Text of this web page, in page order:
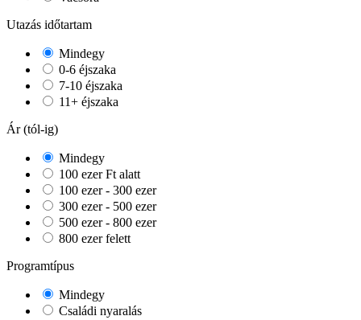
Utazás időtartam
Mindegy
0-6 éjszaka
7-10 éjszaka
11+ éjszaka
Ár (tól-ig)
Mindegy
100 ezer Ft alatt
100 ezer - 300 ezer
300 ezer - 500 ezer
500 ezer - 800 ezer
800 ezer felett
Programtípus
Mindegy
Családi nyaralás